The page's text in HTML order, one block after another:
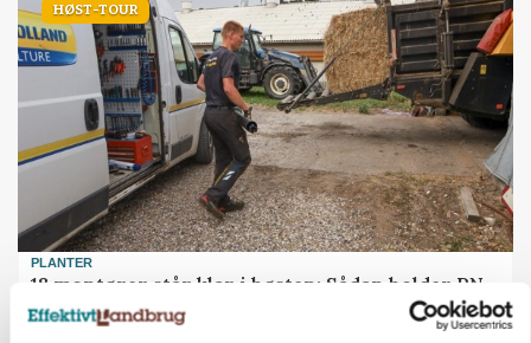
HØST-TOUR
PLANTER
18 montører står klar i høsten: Sådan holder PN
Maskiner landmænd i gang